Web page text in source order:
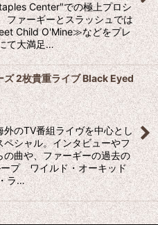
Center"での極上プロシ
ファーギーとスラッシュでは
Child O'Mine≫などをプレ
て大満足…
ズ 2枚貴重ライブ Black Eyed
外のTV番組ライヴを中心とし
ペシャル。インタビューやフ
の曲や、ファーギーの過去の
プ ワイルド・オーキッド
ラ…